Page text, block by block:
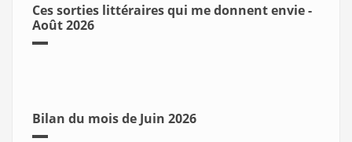
Ces sorties littéraires qui me donnent envie -
Août 2026
Bilan du mois de Juin 2026